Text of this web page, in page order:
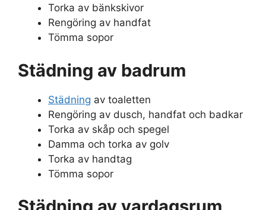
Torka av bänkskivor
Rengöring av handfat
Tömma sopor
Städning av badrum
Städning av toaletten
Rengöring av dusch, handfat och badkar
Torka av skåp och spegel
Damma och torka av golv
Torka av handtag
Tömma sopor